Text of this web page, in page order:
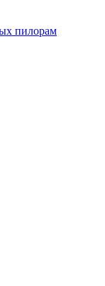
пилорам